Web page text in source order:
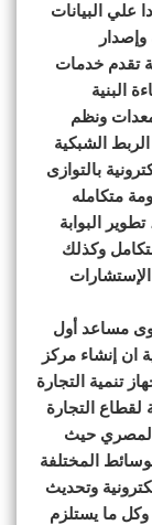
علي البيانات
وإصدار
تقدم خدمات
البنية
ونظم
الشبكية
بالتوازى
متكامله
البوابة
متكامل وكذلك
مساعد أول
ان إنشاء مركز
تنمية التجارة
لقطاع التجارة
المصري حيث
المختلفة
وتحديث
وكل ما يستلزم